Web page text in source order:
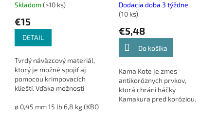
Skladom(>10 ks)
€15
DETAIL
Tvrdý náväzcový materiál,
ktorý je možné spojiť aj
pomocou krimpovacích
klieští. Vďaka možnosti
možnosti pri tvorbe
ø 0,45 mm 15 lb 6,8 kg (KBOOM45)
Dodacia doba 3 týždne
(10 ks)
€5,48
Do košíka
Kama Kote je zmes
antikoróznych prvkov,
ktorá chráni háčky
Kamakura pred koróziou.